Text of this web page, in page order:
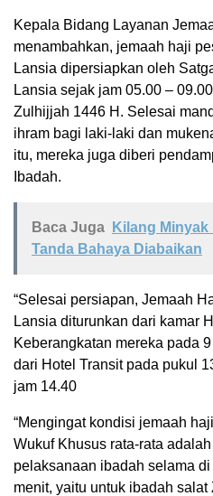
Kepala Bidang Layanan
menambahkan, jemaah haji
Lansia dipersiapkan oleh
Lansia sejak jam 05.00 –
Zulhijjah 1446 H. Selesai
ihram bagi laki-laki dan
itu, mereka juga diberi
Ibadah.
Baca Juga
Kilang Minyak
Tanda Bahaya Diabaikan
“Selesai persiapan, Jemaah
Lansia diturunkan dari kamar
Keberangkatan mereka pada
dari Hotel Transit pada pukul
jam 14.40
“Mengingat kondisi jemaah
Wukuf Khusus rata-rata
pelaksanaan ibadah selama
menit, yaitu untuk ibadah salat